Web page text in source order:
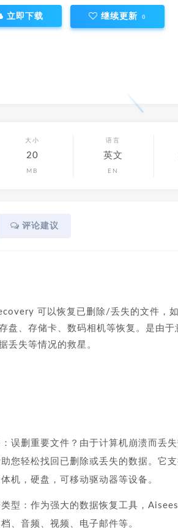
立即下载 继续更新 0
大小
20
MB
语言
英文
EN
评论建议
可以恢复已删除/丢失的文件，
盘、存储卡、数码相机等恢复。是由
丢失等情况的救星。
误删重要文件？由于计算机崩溃而丢
您轻松找回已删除或丢失的数据。它
机，硬盘，可移动驱动器等设备。
型：作为强大的数据恢复工具，
、音频、视频、电子邮件等。